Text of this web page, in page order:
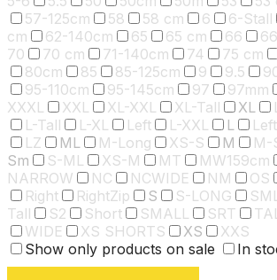
57-125cm
58 58 cm 6 6-Stall
cm
62-140cm 65 65 cm 66
70
70 cm 71-140cm 74 75 cm
80cm
85 85-125cm 9 9.5
95-110cm
95-145cm 97 97mm
XXXL
XXL XL-XXL XL-Tall XL
L-Tall
L-XL Left L-XXL L
LZ
ML M-Long XS-S M M-
Sm
S-ML XS-M MT MW159cm
NARROW
NC NCWIDE NM OS
Right
RightZip S S-LONG SML
Tall
S2 Short SMALL SRT
WIDE
XS SHORTS XS
XXS
Show only products on sale
In